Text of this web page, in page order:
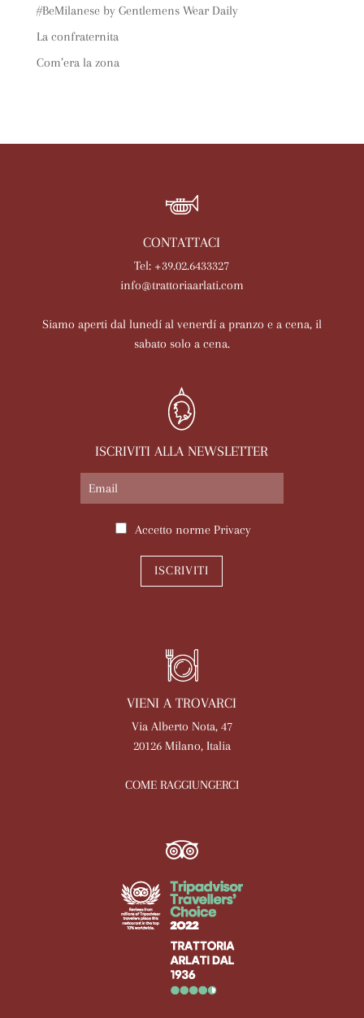
#BeMilanese by Gentlemens Wear Daily
La confraternita
Com’era la zona
CONTATTACI
Tel: +39.02.6433327
info@trattoriaarlati.com
Siamo aperti dal lunedí al venerdí a pranzo e a cena, il
sabato solo a cena.
ISCRIVITI ALLA NEWSLETTER
Accetto norme Privacy
ISCRIVITI
VIENI A TROVARCI
Via Alberto Nota, 47
20126 Milano, Italia
COME RAGGIUNGERCI